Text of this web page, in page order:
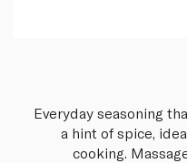
Everyday seasoning
a hint of spice,
cooking.